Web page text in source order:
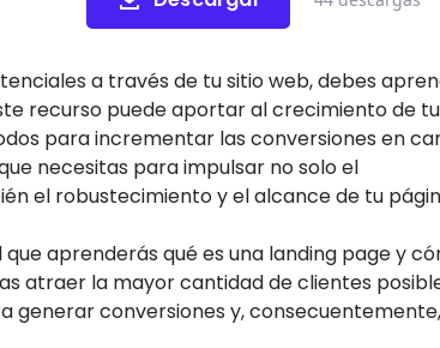
a través de tu sitio web, debes
recurso puede aportar al crecimiento de tu
para incrementar las conversiones en
necesitas para impulsar no solo el
el robustecimiento y el alcance de tu
aprenderás qué es una landing page y
atraer la mayor cantidad de clientes
generar conversiones y, consecuentemente,